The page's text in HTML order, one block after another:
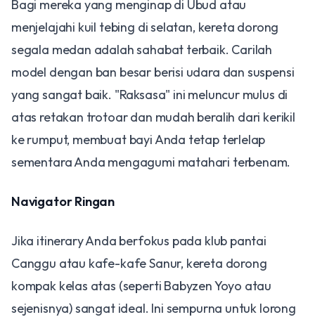
Bagi mereka yang menginap di Ubud atau
menjelajahi kuil tebing di selatan, kereta dorong
segala medan adalah sahabat terbaik. Carilah
model dengan ban besar berisi udara dan suspensi
yang sangat baik. "Raksasa" ini meluncur mulus di
atas retakan trotoar dan mudah beralih dari kerikil
ke rumput, membuat bayi Anda tetap terlelap
sementara Anda mengagumi matahari terbenam.
Navigator Ringan
Jika itinerary Anda berfokus pada klub pantai
Canggu atau kafe-kafe Sanur, kereta dorong
kompak kelas atas (seperti Babyzen Yoyo atau
sejenisnya) sangat ideal. Ini sempurna untuk lorong